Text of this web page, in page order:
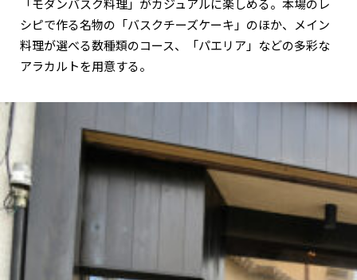
「モダンバスク料理」がカジュアルに楽しめる。本場のレ
シピで作る名物の「バスクチーズケーキ」のほか、メイン
料理が選べる数種類のコース、「パエリア」などの多彩な
アラカルトを用意する。